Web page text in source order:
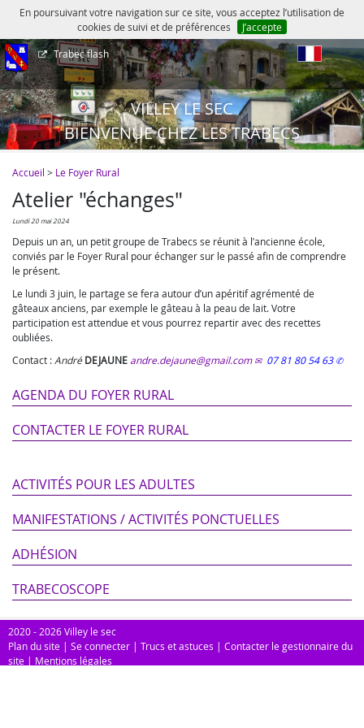
En poursuivant votre navigation sur ce site, vous acceptez l’utilisation de
cookies de suivi et de préférences
J’accepte
Trabec flash
VILLEY LE SEC
BIENVENUE CHEZ LES TRABECS
Accueil > Le Foyer Rural
Atelier "échanges"
lundi 20 mai 2024
Depuis un an, un petit groupe de Trabecs se réunit à l’ancienne école,
conviés par le Foyer Rural pour échanger sur le passé afin de comprendre
le présent.
Le lundi 3 juin, le partage se fera autour d’un apéritif agrémenté de
gâteaux anciens, par exemple le gâteau à la peau de lait. Votre
participation est attendue et vous pourrez repartir avec des recettes
oubliées.
Contact : André DEJAUNE andre.dejaune@gmail.com 07 81 80 54 63
AGENDA DU FOYER RURAL
CONTACTER LE FOYER RURAL
ACTIVITÉS POUR LES ADULTES
MANIFESTATIONS / ACTIVITÉS PONCTUELLES
ADHÉSION
TRABECOSCOPE
2020 - 2026 Villey le sec
Plan du site | Se connecter | Trucs et astuces | Contacter le gestionnaire du
site | Mentions légales